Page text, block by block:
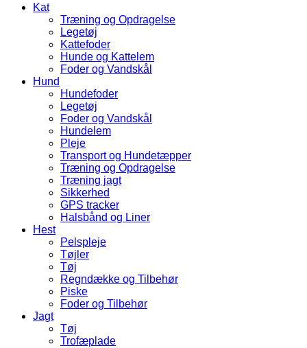
Kat
Træning og Opdragelse
Legetøj
Kattefoder
Hunde og Kattelem
Foder og Vandskål
Hund
Hundefoder
Legetøj
Foder og Vandskål
Hundelem
Pleje
Transport og Hundetæpper
Træning og Opdragelse
Træning jagt
Sikkerhed
GPS tracker
Halsbånd og Liner
Hest
Pelspleje
Tøjler
Tøj
Regndække og Tilbehør
Piske
Foder og Tilbehør
Jagt
Tøj
Trofæplade